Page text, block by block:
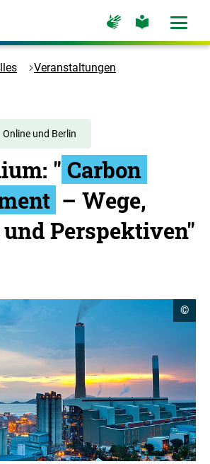
Zur
Seite
Gebärdensprache
Zur
Seite
leichte
Menü
Veranstaltungen
Online und Berlin
" Carbon
– Wege,
Perspektiven"
C
o
i
g
h
t
I
n
f
o
r
©